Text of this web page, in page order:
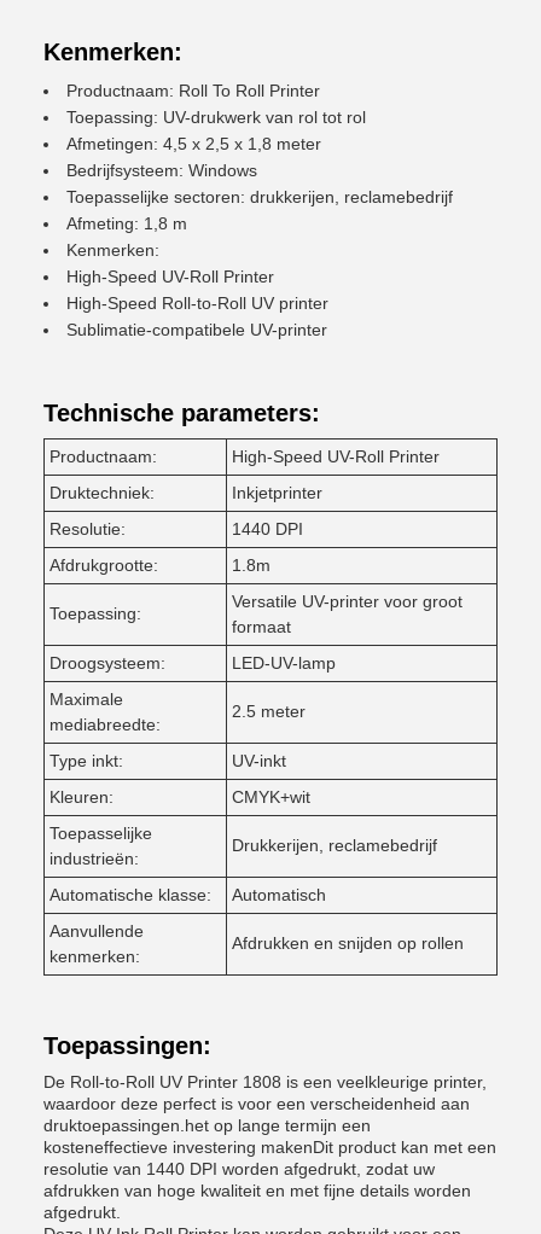
Kenmerken:
Productnaam: Roll To Roll Printer
Toepassing: UV-drukwerk van rol tot rol
Afmetingen: 4,5 x 2,5 x 1,8 meter
Bedrijfsysteem: Windows
Toepasselijke sectoren: drukkerijen, reclamebedrijf
Afmeting: 1,8 m
Kenmerken:
High-Speed UV-Roll Printer
High-Speed Roll-to-Roll UV printer
Sublimatie-compatibele UV-printer
Technische parameters:
Productnaam:
High-Speed UV-Roll Printer
Druktechniek:
Inkjetprinter
Resolutie:
1440 DPI
Afdrukgrootte:
1.8m
Toepassing:
Versatile UV-printer voor groot
formaat
Droogsysteem:
LED-UV-lamp
Maximale
mediabreedte:
2.5 meter
Type inkt:
UV-inkt
Kleuren:
CMYK+wit
Toepasselijke
industrieën:
Drukkerijen, reclamebedrijf
Automatische klasse:
Automatisch
Aanvullende
kenmerken:
Afdrukken en snijden op rollen
Toepassingen:
De Roll-to-Roll UV Printer 1808 is een veelkleurige printer,
waardoor deze perfect is voor een verscheidenheid aan
druktoepassingen.het op lange termijn een
kosteneffectieve investering makenDit product kan met een
resolutie van 1440 DPI worden afgedrukt, zodat uw
afdrukken van hoge kwaliteit en met fijne details worden
afgedrukt.